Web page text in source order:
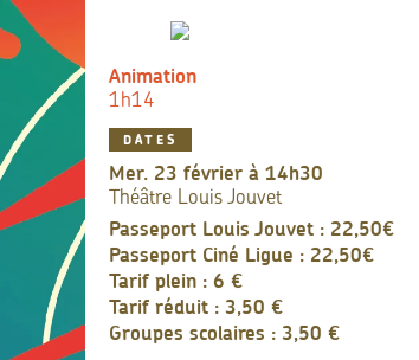
Animation
1h14
DATES
mer. 23 février à 14h30
Théâtre Louis Jouvet
Passeport Louis Jouvet : 22,50€
Passeport Ciné Ligue : 22,50€
Tarif plein : 6 €
Tarif réduit : 3,50 €
Groupes scolaires : 3,50 €